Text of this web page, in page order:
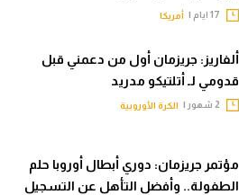
أمريكا
ألفاريز: جريزمان أول من دعمني قبل
قدومي لـ أتلتيكو مدريد
الكرة الأوروبية
مؤتمر جريزمان: دوري أبطال أوروبا حلم
الطفولة.. وأفضل التأهل عن التسجيل